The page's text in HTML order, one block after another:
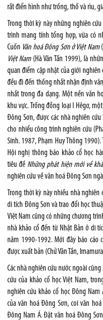
rất điển hình như trống, thố và rìu,
Trong thời kỳ này những nghiên
trình mang tính tổng hợp, vừa có
Cuốn Văn hoá Đông Sơn ở Việt Nam
Việt Nam(Hà Văn Tấn 1999), là
quan điểm cập nhật của giới nghiên
đều đi đến thống nhất nhận định
nhất trong đa dạng. Một nền văn
khu vực. Trống đồng loại I Hêgơ,
Đông Sơn, được các nhà nghiên
cho nhiểu công trình nghiên cứu
Sinh. 1987, Phạm Huy Thông
Hội nghị thông báo khảo cổ học
tiêu đề Những phát hiện mới về
nghiên cứu về văn hoá Đông Sơn
Trong thời kỳ này nhiều nhà nghiên
di tích Đông Sơn và trao đổi học
Việt Nam cũng có những chương
nhà khảo cổ đến từ Nhật Bản ở di
năm 1990-1992. Mới đây báo cáo
được xuất bản (Chử Văn Tần,
Các nhà nghiên cứu nước ngoài
cứu của khảo cổ học Việt Nam,
nghiên cứu khảo cổ học Đông
của văn hoá Đông Sơn, coi văn
Đông Nam Á. Đặt văn hoá Đông